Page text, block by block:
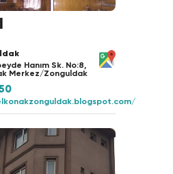
Hanım Sk. No:8,
Merkez/Zonguldak